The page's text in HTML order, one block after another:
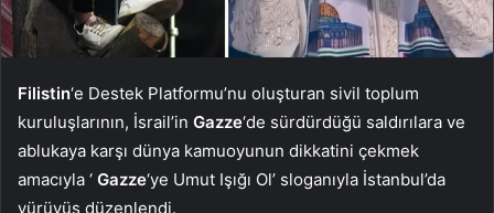
Filistin‘e Destek Platformu’nu oluşturan sivil toplum
kuruluşlarının, İsrail’in Gazze‘de sürdürdüğü saldırılara ve
ablukaya karşı dünya kamuoyunun dikkatini çekmek
amacıyla ‘ Gazze‘ye Umut Işığı Ol’ sloganıyla İstanbul’da
yürüyüş düzenlendi.